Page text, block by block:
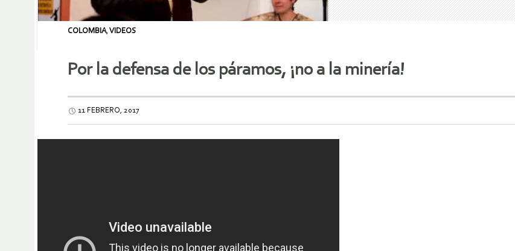
COLOMBIA,VIDEOS
Por la defensa de los páramos, ¡no a la minería!
11 FEBRERO, 2017